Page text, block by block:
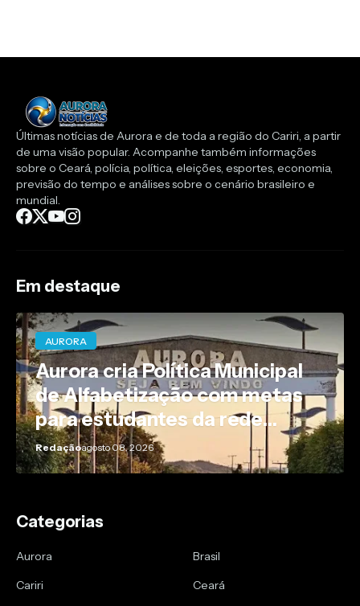
Últimas notícias de Aurora e de toda a região do Cariri, a partir
de uma visão popular. Acompanhe também informações
sobre o Ceará, polícia, política, eleições, esportes, economia,
previsão do tempo e análises sobre o cenário brasileiro e
mundial.
Em destaque
AURORA
Aurora cria Política Municipal
de Alfabetização com metas
para estudantes da rede
pública
Redaçãoagosto 08, 2026
Categorias
Aurora
Brasil
Cariri
Ceará